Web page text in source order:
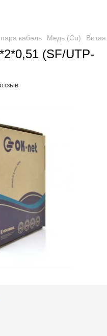
кабель Медь (Cu)
(SF/UTP-